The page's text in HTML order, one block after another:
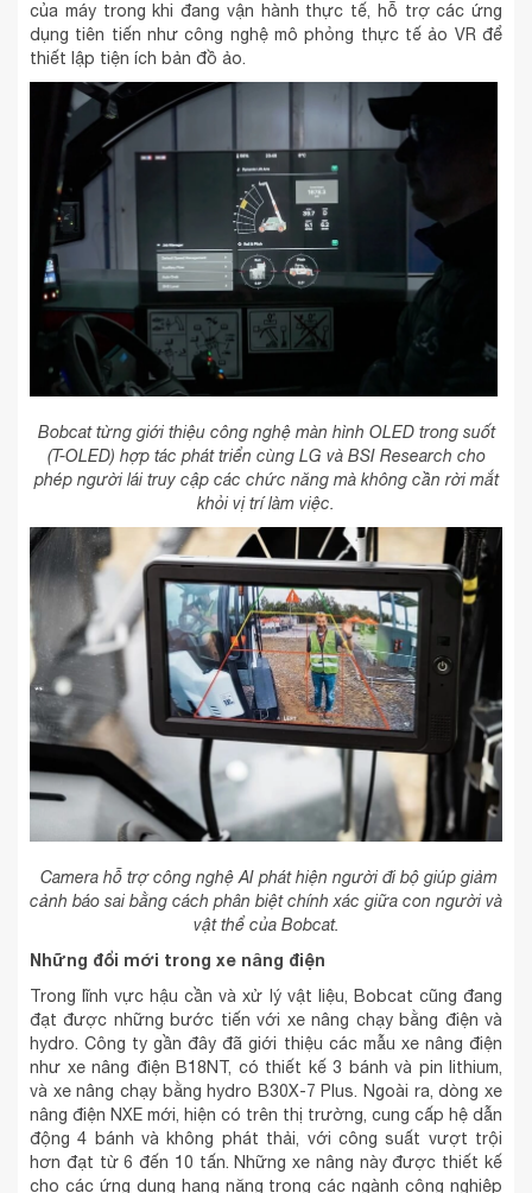
của máy trong khi đang vận hành thực tế, hỗ trợ các ứng
dụng tiên tiến như công nghệ mô phỏng thực tế ảo VR để
thiết lập tiện ích bản đồ ảo.
Bobcat từng giới thiệu công nghệ màn hình OLED trong suốt
(T-OLED) hợp tác phát triển cùng LG và BSI Research cho
phép người lái truy cập các chức năng mà không cần rời mắt
khỏi vị trí làm việc.
Camera hỗ trợ công nghệ AI phát hiện người đi bộ giúp giảm
cảnh báo sai bằng cách phân biệt chính xác giữa con người và
vật thể của Bobcat.
Những đổi mới trong xe nâng điện
Trong lĩnh vực hậu cần và xử lý vật liệu, Bobcat cũng đang
đạt được những bước tiến với xe nâng chạy bằng điện và
hydro. Công ty gần đây đã giới thiệu các mẫu xe nâng điện
như xe nâng điện B18NT, có thiết kế 3 bánh và pin lithium,
và xe nâng chạy bằng hydro B30X-7 Plus. Ngoài ra, dòng xe
nâng điện NXE mới, hiện có trên thị trường, cung cấp hệ dẫn
động 4 bánh và không phát thải, với công suất vượt trội
hơn đạt từ ​​6 đến 10 tấn. Những xe nâng này được thiết kế
cho các ứng dụng hạng nặng trong các ngành công nghiệp